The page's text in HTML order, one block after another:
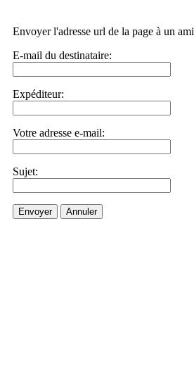
Envoyer l'adresse url de la page à un ami
E-mail du destinataire:
Expéditeur:
Votre adresse e-mail:
Sujet:
Envoyer Annuler